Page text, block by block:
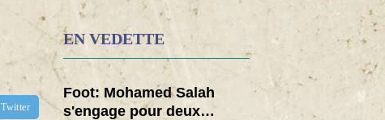
sur Twitter
EN VEDETTE
Foot: Mohamed Salah
s'engage pour deux